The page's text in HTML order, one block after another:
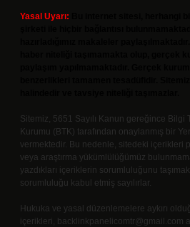
Yasal Uyarı:
Sitemiz, 5651 Sayılı Kanun gereğince Bilgi
Kurumu (BTK) tarafından onaylanmış bir
vermektedir. Bu nedenle, sitedeki içerikleri
veya araştırma yükümlülüğümüz
yazdıkları içeriklerin sorumluluğunu
sorumluluğu kabul etmiş sayılırlar.
Hukuka ve yasal düzenlemelere aykırı
içerikleri, backlinkpanelicomtr@gmail.com